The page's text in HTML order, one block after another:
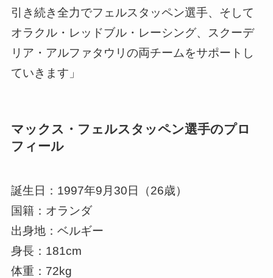
引き続き全力でフェルスタッペン選手、そして
オラクル・レッドブル・レーシング、スクーデ
リア・アルファタウリの両チームをサポートし
ていきます」
マックス・フェルスタッペン選手のプロ
フィール
誕生日：1997年9月30日（26歳）
国籍：オランダ
出身地：ベルギー
身長：181cm
体重：72kg